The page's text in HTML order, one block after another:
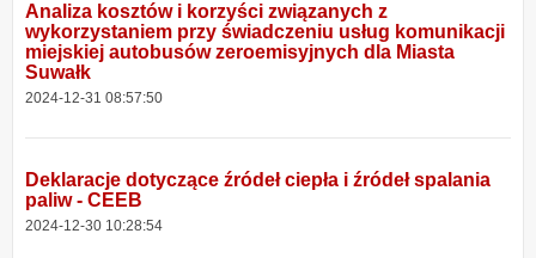
Analiza kosztów i korzyści związanych z
wykorzystaniem przy świadczeniu usług komunikacji
miejskiej autobusów zeroemisyjnych dla Miasta
Suwałk
2024-12-31 08:57:50
Deklaracje dotyczące źródeł ciepła i źródeł spalania
paliw - CEEB
2024-12-30 10:28:54